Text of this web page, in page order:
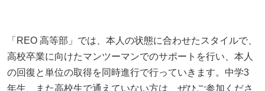
セミナー
「REO 高等部」では、本人の状態に合わせたスタイルで、
高校卒業に向けたマンツーマンでのサポートを行い、本人
の回復と単位の取得を同時進行で行っていきます。中学3
年生、また高校生で通えていない方は、ぜひご参加くださ
不登校に関わる「条件」を出さないで！親子であっ
ても会話のTPOを忘れないこと
不登校の子どもの新しい学びの場
【千葉県版】不登校からの高校受験ガイド｜令和8
年度入試で確認したい配慮制度
律？
「なぜ」の位置を変えると、不登校の見え方が変わ
る